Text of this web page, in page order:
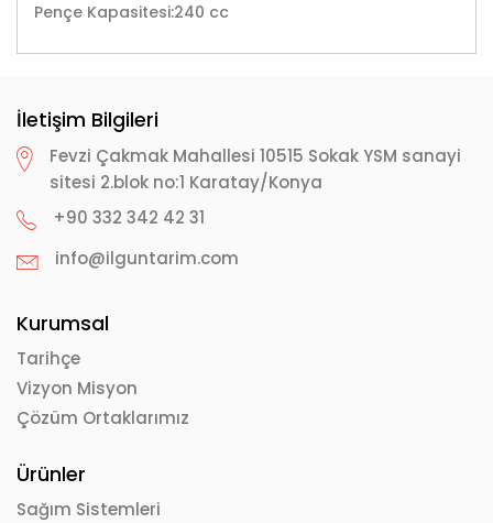
Pençe Kapasitesi:240 cc
İletişim Bilgileri
Fevzi Çakmak Mahallesi 10515 Sokak YSM sanayi
sitesi 2.blok no:1 Karatay/Konya
+90 332 342 42 31
info@ilguntarim.com
Kurumsal
Tarihçe
Vizyon Misyon
Çözüm Ortaklarımız
Ürünler
Sağım Sistemleri